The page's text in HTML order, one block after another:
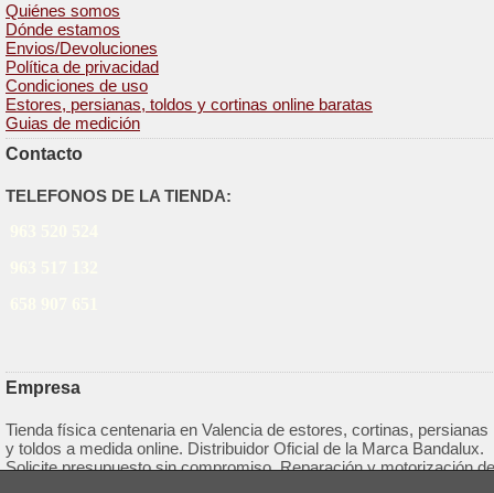
Quiénes somos
Dónde estamos
Envios/Devoluciones
Política de privacidad
Condiciones de uso
Estores, persianas, toldos y cortinas online baratas
Guias de medición
Contacto
TELEFONOS DE LA TIENDA:
Empresa
Tienda física centenaria en Valencia de estores, cortinas, persianas
y toldos a medida online. Distribuidor Oficial de la Marca Bandalux.
Solicite presupuesto sin compromiso. Reparación y motorización de